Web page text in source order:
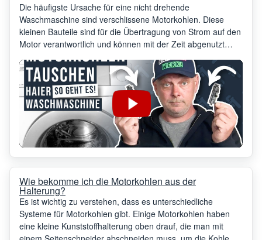
Die häufigste Ursache für eine nicht drehende
Waschmaschine sind verschlissene Motorkohlen. Diese
kleinen Bauteile sind für die Übertragung von Strom auf den
Motor verantwortlich und können mit der Zeit abgenutzt
keinen ausreichenden Kontakt mehr zum Anker herstellen,
was dazu führt, dass der Motor nicht mehr dreht.
Wie bekomme ich die Motorkohlen aus der
Halterung?
Es ist wichtig zu verstehen, dass es unterschiedliche
Systeme für Motorkohlen gibt. Einige Motorkohlen haben
eine kleine Kunststoffhalterung oben drauf, die man mit